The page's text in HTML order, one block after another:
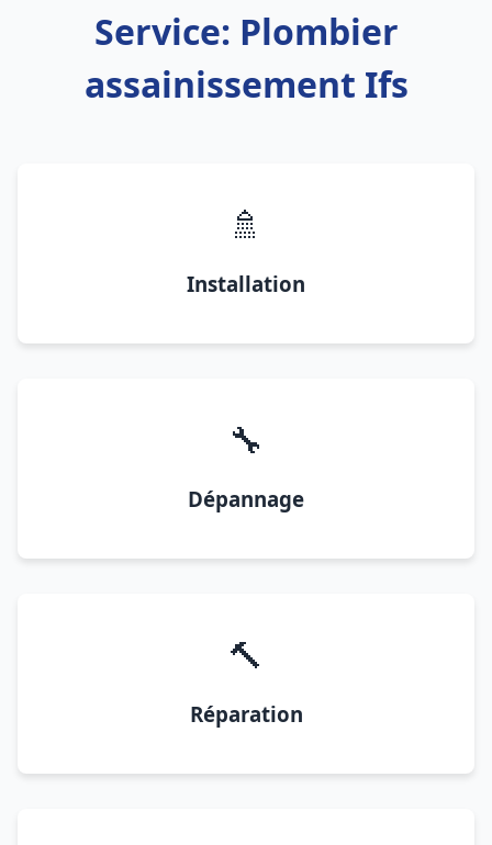
Service: Plombier
assainissement Ifs
🚿
Installation
🔧
Dépannage
🔨
Réparation